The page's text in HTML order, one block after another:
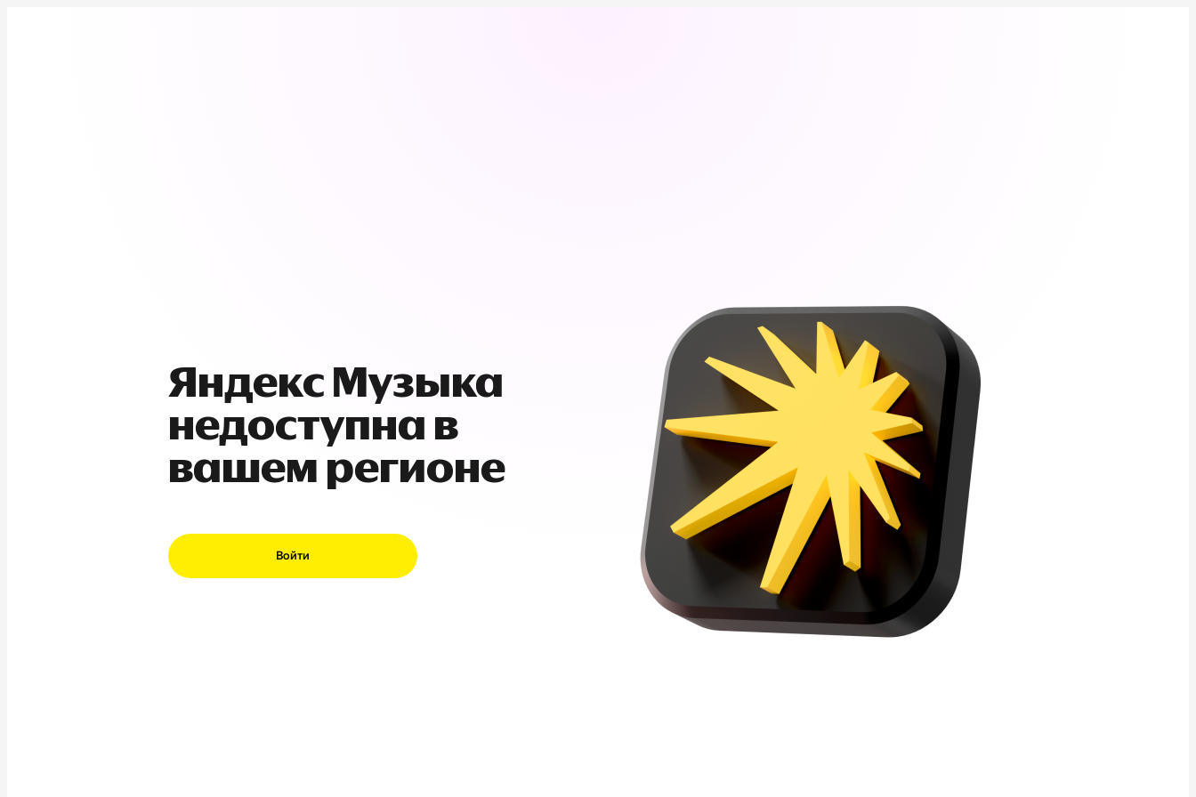
Яндекс Музыка
недоступна в
вашем регионе
Войти